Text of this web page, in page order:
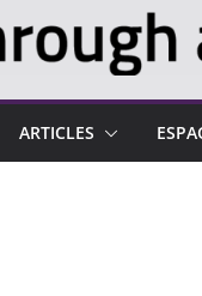
ARTICLES